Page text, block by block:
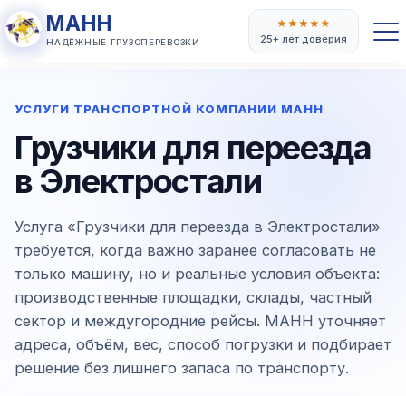
МАНН
НАДЁЖНЫЕ ГРУЗОПЕРЕВОЗКИ
★★★★★
25+ лет доверия
УСЛУГИ ТРАНСПОРТНОЙ КОМПАНИИ МАНН
Грузчики для переезда
в Электростали
Услуга «Грузчики для переезда в Электростали»
требуется, когда важно заранее согласовать не
только машину, но и реальные условия объекта:
производственные площадки, склады, частный
сектор и междугородние рейсы. МАНН уточняет
адреса, объём, вес, способ погрузки и подбирает
решение без лишнего запаса по транспорту.